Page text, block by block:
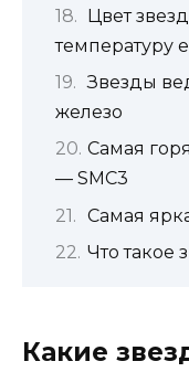
Цвет
температуру
Звезды
железо
Самая
— SMC3
Самая
Что такое
Какие